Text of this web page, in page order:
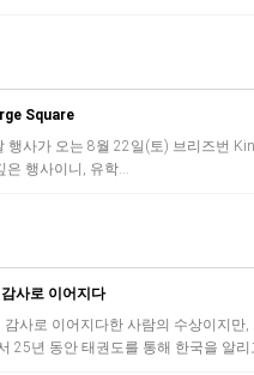
Square
사가 오는 8월 22일(토) ​브리즈번
행사이니, 유학…
사로 이어지다
사로 이어지다한 사람의 수상이지만,
25년 동안 태권도를 통해 한국을 알리